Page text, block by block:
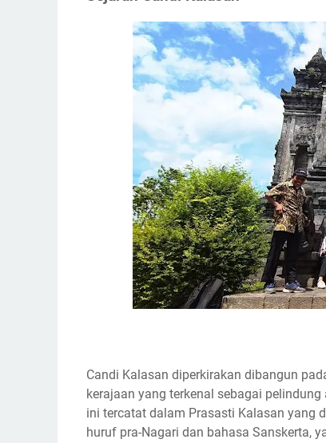
Candi Kalasan diperkirakan dibangun
kerajaan yang terkenal sebagai
ini tercatat dalam Prasasti Kalasan yang
huruf pra-Nagari dan bahasa Sanskerta,